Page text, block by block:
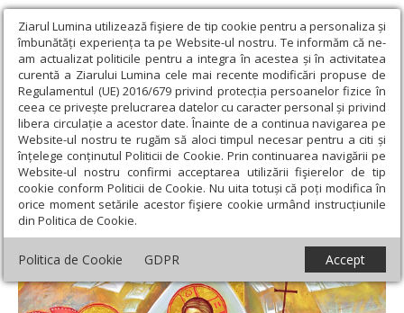
Ziarul Lumina utilizează fişiere de tip cookie pentru a personaliza și
îmbunătăți experiența ta pe Website-ul nostru. Te informăm că ne-
am actualizat politicile pentru a integra în acestea și în activitatea
curentă a Ziarului Lumina cele mai recente modificări propuse de
Regulamentul (UE) 2016/679 privind protecția persoanelor fizice în
ceea ce privește prelucrarea datelor cu caracter personal și privind
libera circulație a acestor date. Înainte de a continua navigarea pe
Website-ul nostru te rugăm să aloci timpul necesar pentru a citi și
înțelege conținutul Politicii de Cookie. Prin continuarea navigării pe
Website-ul nostru confirmi acceptarea utilizării fişierelor de tip
cookie conform Politicii de Cookie. Nu uita totuși că poți modifica în
orice moment setările acestor fişiere cookie urmând instrucțiunile
din Politica de Cookie.
Politica de Cookie GDPR Accept
Ziarul Lumina › Actualitate religioasă › Mesaje și cuvântări › Prin
învierea Sa, Hristos vindecă pe om de moarte şi de stricăciune
Prin învierea Sa, Hristos vindecă pe om de
moarte şi de stricăciune